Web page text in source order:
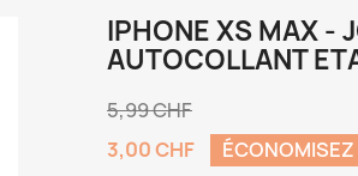
IPHONE XS MAX -
AUTOCOLLANT
5,99 CHF
3,00 CHF